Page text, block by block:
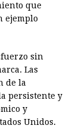
que
ejemplo
sin
Las
de la
persistente y
y
Unidos.